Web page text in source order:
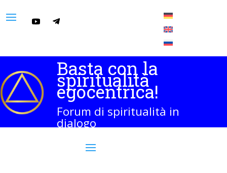
Basta con la
spiritualità
egocentrica!
Forum di spiritualità in
dialogo